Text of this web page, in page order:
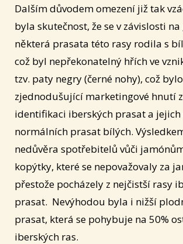
Dalším důvodem omezení již tak
byla skutečnost, že se v závislosti
některá prasata této rasy rodila s
což byl nepřekonatelný hřích ve
tzv. paty negry (černé nohy), což
zjednodušující marketingové hnutí
identifikaci iberských prasat a
normálních prasat bílých.
nedůvěra spotřebitelů vůči
kopýtky, které se nepovažovaly za
přestože pocházely z nejčistší rasy
prasat. Nevýhodou byla i nižší
prasat, která se pohybuje na 50%
iberských ras.